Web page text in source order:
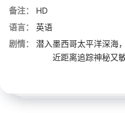
备注：
HD
语言：
英语
剧情：
潜入墨西哥太平洋深海
近距离追踪神秘又敏